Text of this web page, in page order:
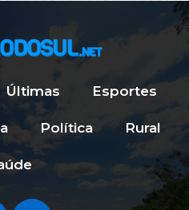
Últimas Esportes
Política Rural